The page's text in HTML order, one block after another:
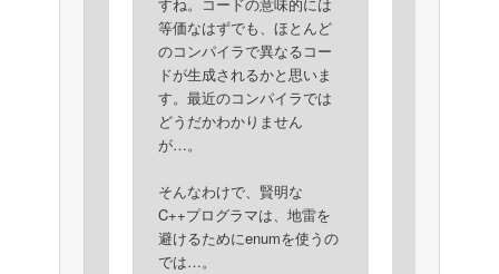
等価なはずでも、ほとんど
のコンパイラで異なるコー
ドが生成されるかと思いま
す。最近のコンパイラでは
どうだかわかりません
が…。
そんなわけで、賢明な
C++プログラマは、地雷を
避けるためにenumを使うの
では…。